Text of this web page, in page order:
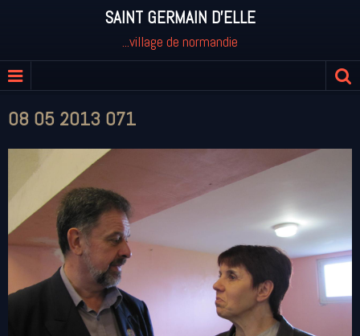
SAINT GERMAIN D'ELLE
...village de normandie
08 05 2013 071